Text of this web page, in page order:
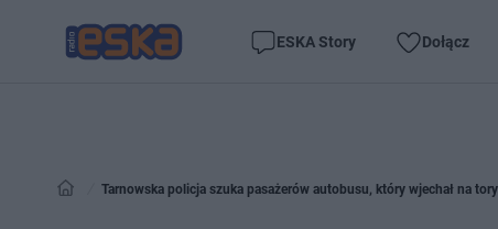
ESKA Story Dołącz
Tarnowska policja szuka pasażerów autobusu, który wjechał na